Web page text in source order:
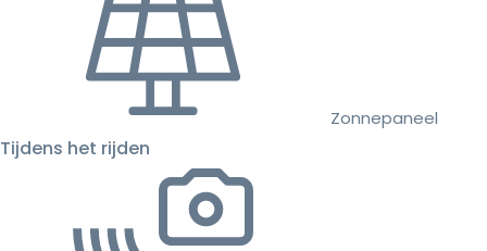
Zonnepaneel
Tijdens het rijden